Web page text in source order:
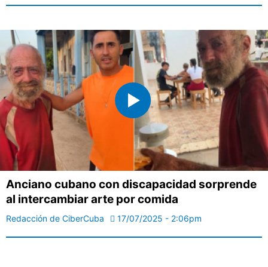
Anciano cubano con discapacidad sorprende
al intercambiar arte por comida
Redacción de CiberCuba 17/07/2025 - 2:06pm